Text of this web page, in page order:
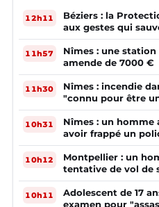
12h11
Béziers : la
aux gestes qui
11h57
Nîmes : une station
amende de 7000 €
11h30
Nîmes : incendie
"connu pour être
10h31
Nîmes : un
avoir frappé un
10h12
Montpellier : un
tentative de vol de
10h11
Adolescent de 17
examen pour